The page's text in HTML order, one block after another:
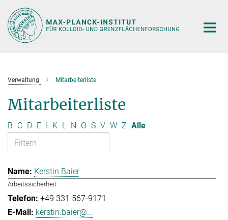
Hauptinhalt
Verwaltung Mitarbeiterliste
Mitarbeiterliste
B C D E I K L N O S V W Z Alle
Kerstin Baier
Arbeitssicherheit
+49 331 567-9171
kerstin.baier@...